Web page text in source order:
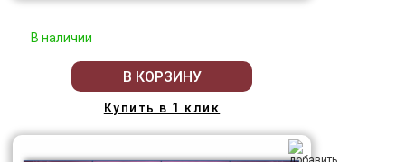
В наличии
В КОРЗИНУ
Купить в 1 клик